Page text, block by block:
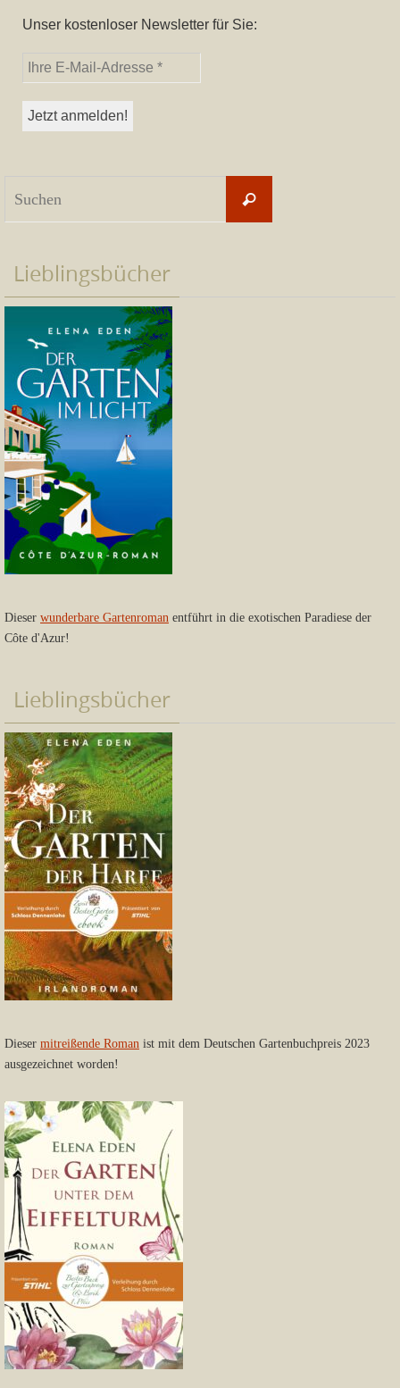
Unser kostenloser Newsletter für Sie:
Suchen
Lieblingsbücher
Dieser wunderbare Gartenroman entführt in die exotischen Paradiese der
Côte d'Azur!
Lieblingsbücher
Dieser mitreißende Roman ist mit dem Deutschen Gartenbuchpreis 2023
ausgezeichnet worden!